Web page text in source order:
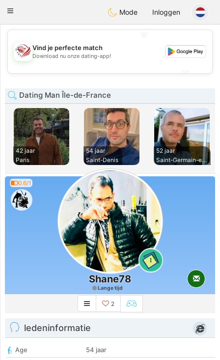
StatesDating
Toggle
Mode Inloggen
💖
💕
Vind je perfecte match
Download nu onze dating-app!
Dating Man Île-de-France
42 jaar
Paris
54 jaar
Saint-Denis
52 jaar
Saint-Germain-en-L
0.6/1
1
Shane78
Lange tijd
2
ledeninformatie
Age
54 jaar